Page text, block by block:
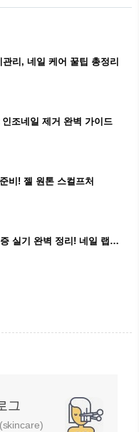
리, 네일 케어 꿀팁 총정리
조네일 제거 완벽 가이드
비! 젤 원톤 스컬프처
네일아트 국가기술자격증 실기 완벽 정리! 네일 랩 익스텐션 편
그